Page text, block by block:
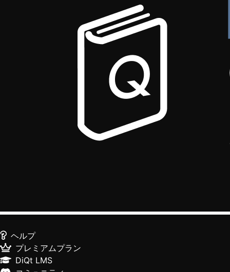
ヘルプ
プレミアムプラン
DiQt LMS